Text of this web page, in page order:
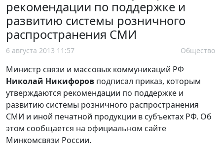
рекомендации по поддержке и
развитию системы розничного
распространения СМИ
6 августа 2013 11:57 Общество
Министр связи и массовых коммуникаций РФ
Николай Никифоров подписал приказ, которым
утверждаются рекомендации по поддержке и
развитию системы розничного распространения
СМИ и иной печатной продукции в субъектах РФ. Об
этом сообщается на официальном сайте
Минкомсвязи России.